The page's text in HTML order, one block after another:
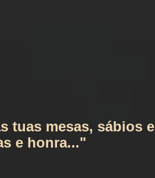
tuas mesas, sábios e
e honra..."